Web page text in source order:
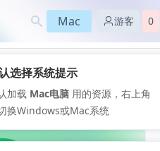
Mac 游客 0
选择系统提示
加载 Mac电脑 用的资源，右上角
换Windows或Mac系统